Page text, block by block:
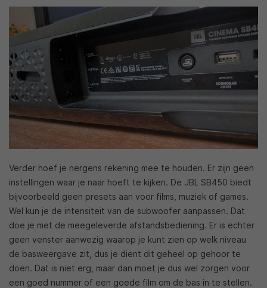
Verder hoef je nergens rekening mee te houden. Er zijn geen
instellingen waar je naar hoeft te kijken. De JBL SB450 biedt
bijvoorbeeld geen presets aan voor films, muziek of games.
Wel kun je de intensiteit van de subwoofer aanpassen. Dat
doe je met de meegeleverde afstandsbediening. Er is echter
geen venster aanwezig waarop je kunt zien op welk niveau
de basweergave zit, dus je dient dit geheel op gehoor te
doen. Dat is niet erg, maar dan moet je dus wel zorgen voor
een goed nummer of een goede film om de bas in te stellen.